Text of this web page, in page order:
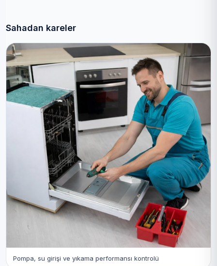
Sahadan kareler
Pompa, su girişi ve yıkama performansı kontrolü